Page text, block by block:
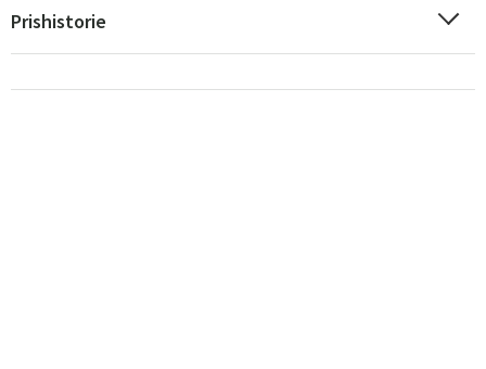
Prishistorie